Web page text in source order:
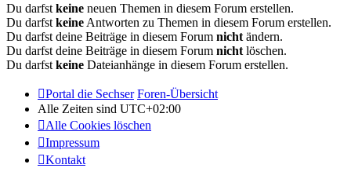
Du darfst keine neuen Themen in diesem Forum erstellen.
Du darfst keine Antworten zu Themen in diesem Forum erstellen.
Du darfst deine Beiträge in diesem Forum nicht ändern.
Du darfst deine Beiträge in diesem Forum nicht löschen.
Du darfst keine Dateianhänge in diesem Forum erstellen.
Portal die Sechser Foren-Übersicht
Alle Zeiten sind UTC+02:00
Alle Cookies löschen
Impressum
Kontakt